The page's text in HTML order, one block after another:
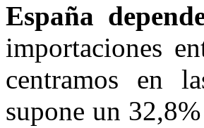
España
importaciones
centramos en
supone un